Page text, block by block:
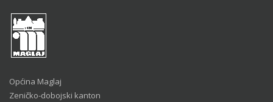
Općina Maglaj
Zeničko-dobojski kanton